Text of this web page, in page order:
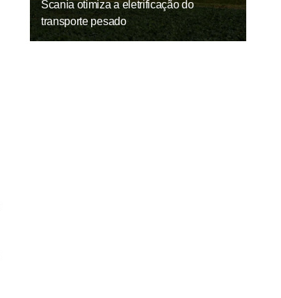
Scania otimiza a eletrificação do
transporte pesado